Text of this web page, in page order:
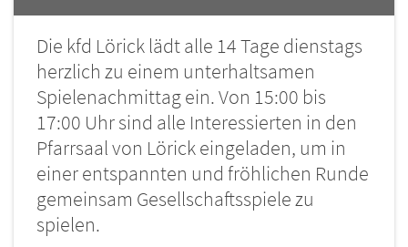
Die kfd Lörick lädt alle 14 Tage dienstags
herzlich zu einem unterhaltsamen
Spielenachmittag ein. Von 15:00 bis
17:00 Uhr sind alle Interessierten in den
Pfarrsaal von Lörick eingeladen, um in
einer entspannten und fröhlichen Runde
gemeinsam Gesellschaftsspiele zu
spielen.